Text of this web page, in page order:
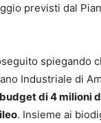
previsti dal
spiegando
Industriale di
di 4 milioni
. Insieme ai